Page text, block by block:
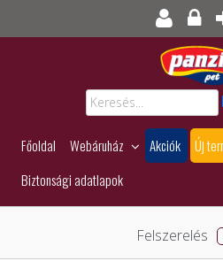
Főoldal Webáruház Akciók Új
Biztonsági adatlapok
Felszerelés